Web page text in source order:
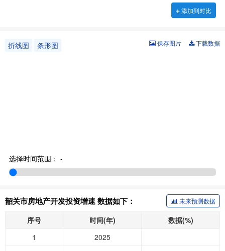
+添加到对比
折线图 条形图 下载数据
保存图片
选择时间范围： -
韶关市房地产开发投资增速 数据如下： 未来预测数据
序号 时间(年)
数据(%)
1
2025